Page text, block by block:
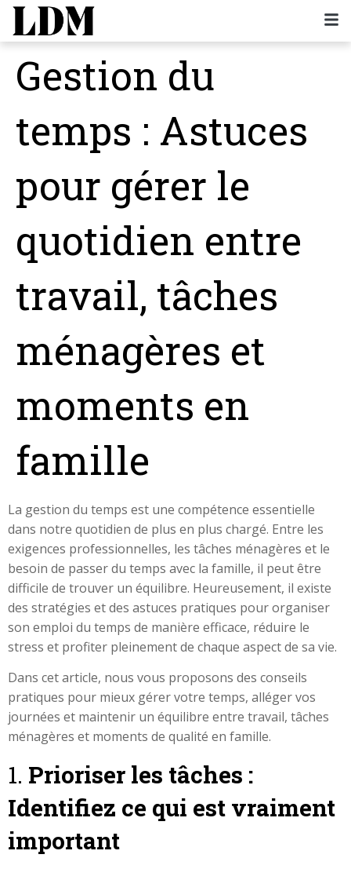
Gestion du
temps : Astuces
pour gérer le
quotidien entre
travail, tâches
ménagères et
moments en
famille
La gestion du temps est une compétence essentielle
dans notre quotidien de plus en plus chargé. Entre les
exigences professionnelles, les tâches ménagères et le
besoin de passer du temps avec la famille, il peut être
difficile de trouver un équilibre. Heureusement, il existe
des stratégies et des astuces pratiques pour organiser
son emploi du temps de manière efficace, réduire le
stress et profiter pleinement de chaque aspect de sa vie.
Dans cet article, nous vous proposons des conseils
pratiques pour mieux gérer votre temps, alléger vos
journées et maintenir un équilibre entre travail, tâches
ménagères et moments de qualité en famille.
1. Prioriser les tâches :
Identifiez ce qui est vraiment
important